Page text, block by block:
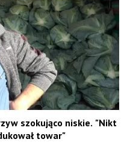
szokująco niskie. "Nikt
towar"